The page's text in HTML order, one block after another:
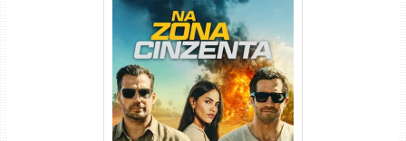
Na Zona Cinzenta Torrent
(2026) WEB-DL 1080p/4K
Dual Áudio